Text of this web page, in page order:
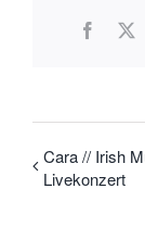
X
Cara // Irish
Livekonzert